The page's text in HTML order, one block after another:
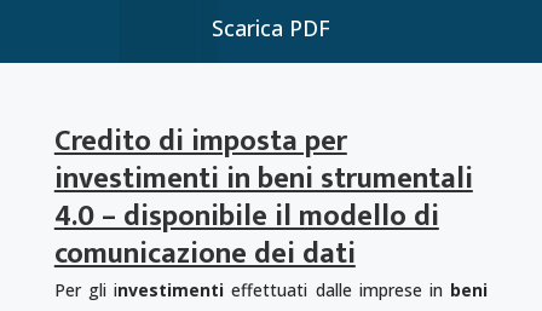
Scarica PDF
Credito di imposta per
investimenti in beni strumentali
4.0 – disponibile il modello di
comunicazione dei dati
Per gli investimenti effettuati dalle imprese in beni